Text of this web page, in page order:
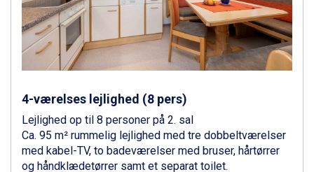
Fieberbrunn fra DKK 6.145
Wagrain fra DKK 4.645
Ischgl fra DKK 7.095
St. Anton fra DKK 7.245
Zell am See fra DKK 4.095
Canazei fra DKK 4.745
Ponte di Legno fra DKK 4.745
Bad Gastein fra DKK 4.195
Alleghe fra DKK 5.595
Sauze dOulx fra DKK 4.045
4-værelses lejlighed (8 pers)
Lejlighed op til 8 personer på 2. sal
Ca. 95 m² rummelig lejlighed med tre dobbeltværelser
med kabel-TV, to badeværelser med bruser, hårtørrer
og håndklædetørrer samt et separat toilet.